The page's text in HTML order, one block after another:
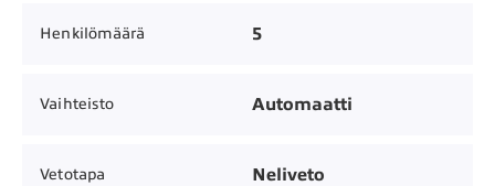
Henkilömäärä 5
Vaihteisto Automaatti
Vetotapa Neliveto